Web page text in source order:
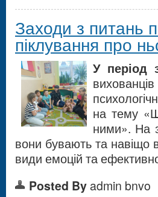
Заходи з питань
піклування про
У період
на тему
ними». На
вони бувають та навіщо
види емоцій та
Posted By admin bnvo